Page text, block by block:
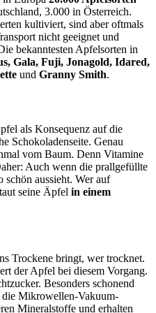
3.000 in Österreich.
kultiviert, sind aber oftmals
nicht geeignet und
bekanntesten Apfelsorten in
Gala, Fuji, Jonagold, Idared,
und Granny Smith.
als Konsequenz auf die
Schokoladenseite. Genau
vom Baum. Denn Vitamine
Auch wenn die prallgefüllte
schön aussieht. Wer auf
seine Äpfel in einem
Trockene bringt, wer trocknet.
der Apfel bei diesem Vorgang.
Besonders schonend
Mikrowellen-Vakuum-
Mineralstoffe und erhalten